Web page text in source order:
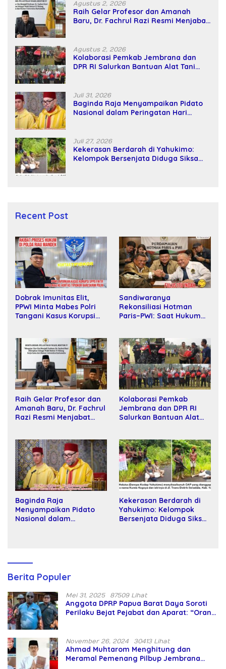
Agustus 2, 2026
Raih Gelar Profesor dan Amanah
Baru, Dr. Fachrul Razi Resmi Menjabat
Agustus 2, 2026
Kolaborasi Pemkab Jembrana dan
DPR RI Salurkan Bantuan Alat Tani
Juli 31, 2026
Baginda Raja Menyampaikan Pidato
Nasional dalam Peringatan Hari
Juli 27, 2026
Kekerasan Berdarah di Yahukimo:
Kelompok Bersenjata Diduga Siksa
Recent Post
Dobrak Imunitas Elit,
PPWI Minta Mabes Polri
Tangani Kasus Korupsi
Sandiwaranya
Rekonsiliasi Hotman
Paris–PWI: Saat Hukum
Raih Gelar Profesor dan
Amanah Baru, Dr. Fachrul
Razi Resmi Menjabat
Kolaborasi Pemkab
Jembrana dan DPR RI
Salurkan Bantuan Alat
Baginda Raja
Menyampaikan Pidato
Nasional dalam
Kekerasan Berdarah di
Yahukimo: Kelompok
Bersenjata Diduga Siksa
Berita Populer
Mei 31, 2025 87509 Lihat
Anggota DPRP Papua Barat Daya Soroti
Perilaku Bejat Pejabat dan Aparat: “Orang
November 26, 2024 30413 Lihat
Ahmad Muhtarom Menghitung dan
Meramal Pemenang Pilbup Jembrana